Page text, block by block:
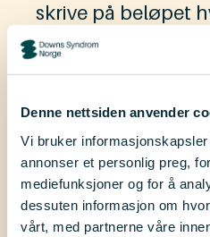
Denne nettsiden anvender
Vi bruker
annonser et personlig preg,
mediefunksjoner og for å
dessuten informasjon om
vårt, med partnerne våre
skrive på beløpet
det.
Farsdagsgave
Last
Julegave
Last ned
Bursdagsgave
Last ned